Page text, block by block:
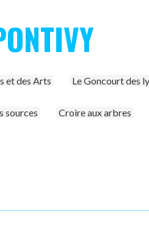
et des Arts Le Goncourt des
sources Croire aux arbres